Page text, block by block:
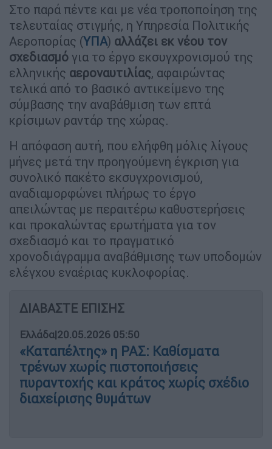
Στο παρά πέντε και με νέα τροποποίηση της
τελευταίας στιγμής, η Υπηρεσία Πολιτικής
Αεροπορίας (ΥΠΑ) αλλάζει εκ νέου τον
σχεδιασμό για το έργο εκσυγχρονισμού της
ελληνικής αεροναυτιλίας, αφαιρώντας
τελικά από το βασικό αντικείμενο της
σύμβασης την αναβάθμιση των επτά
κρίσιμων ραντάρ της χώρας.
Η απόφαση αυτή, που ελήφθη μόλις λίγους
μήνες μετά την προηγούμενη έγκριση για
συνολικό πακέτο εκσυγχρονισμού,
αναδιαμορφώνει πλήρως το έργο
απειλώντας με περαιτέρω καθυστερήσεις
και προκαλώντας ερωτήματα για τον
σχεδιασμό και το πραγματικό
χρονοδιάγραμμα αναβάθμισης των υποδομών
ελέγχου εναέριας κυκλοφορίας.
ΔΙΑΒΑΣΤΕ ΕΠΙΣΗΣ
Ελλάδα|20.05.2026 05:50
«Καταπέλτης» η ΡΑΣ: Καθίσματα
τρένων χωρίς πιστοποιήσεις
πυραντοχής και κράτος χωρίς σχέδιο
διαχείρισης θυμάτων